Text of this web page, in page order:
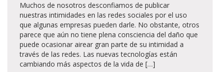
Muchos de nosotros desconfiamos de publicar
nuestras intimidades en las redes sociales por el uso
que algunas empresas pueden darle. No obstante, otros
parece que aún no tiene plena consciencia del daño que
puede ocasionar airear gran parte de su intimidad a
través de las redes. Las nuevas tecnologías están
cambiando más aspectos de la vida de […]